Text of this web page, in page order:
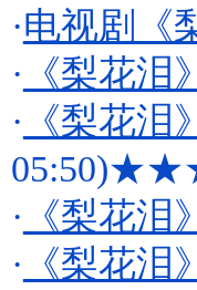
·电视剧《
· 《梨花
· 《梨花
05:50)
· 《梨花
· 《梨花